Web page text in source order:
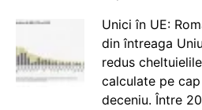
Unici în UE:
din întreaga
redus
calculate pe
deceniu. Între